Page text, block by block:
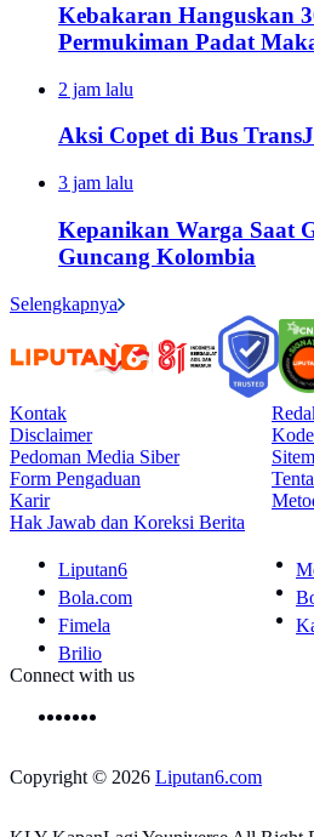
Kebakaran Hanguskan
Permukiman Padat
2 jam lalu
Aksi Copet di Bus
3 jam lalu
Kepanikan Warga Saat
Guncang Kolombia
Selengkapnya
Kontak
Disclaimer
Pedoman Media Siber
Form Pengaduan
Karir
Hak Jawab dan Koreksi Berita
Liputan6
Bola.com
Fimela
Brilio
Connect with us
Copyright © 2026 Liputan6.com